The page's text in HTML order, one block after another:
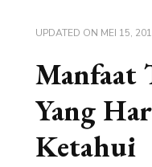
UPDATED ON MEI 15,
Manfaat
Yang
Ketahui